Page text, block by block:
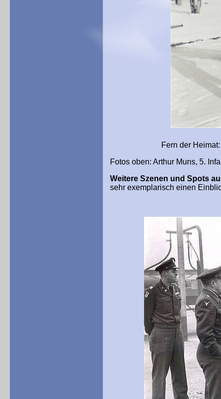
Fern der Heimat: GI im
Fotos oben: Arthur Muns, 5.
Weitere Szenen und Spots
sehr exemplarisch einen